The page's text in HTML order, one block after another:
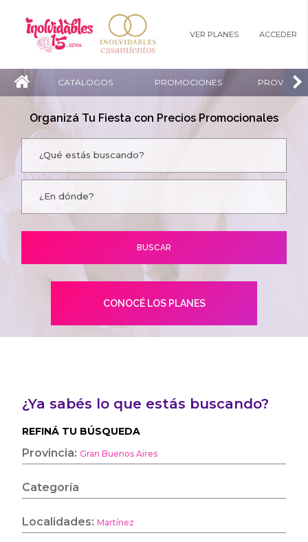
VER PLANES ACCEDER
CATÁLOGOS PROMOCIONES
Organizá Tu Fiesta con Precios Promocionales
CONOCÉ LOS PLANES
¿Ya sabés lo que estás buscando?
REFINÁ TU BÚSQUEDA
Provincia:Gran Buenos Aires
Categoría
Localidades:Martínez